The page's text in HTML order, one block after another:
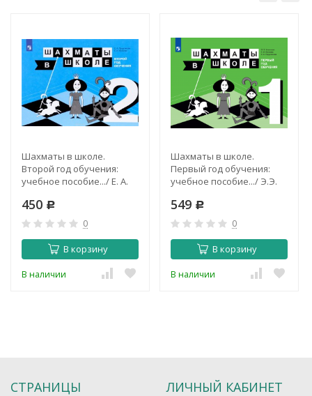
Шахматы в школе.
Второй год обучения:
учебное пособие.../ Е. А.
450 Р
0
В корзину
В наличии
Шахматы в школе.
Первый год обучения:
учебное пособие.../ Э.Э.
Е.А. Прудникова
549 Р
0
В корзину
В наличии
СТРАНИЦЫ ЛИЧНЫЙ КАБИНЕТ